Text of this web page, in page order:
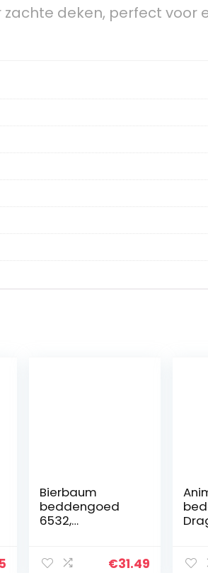
deken, perfect voor
Bierbaum
beddengoed
6532,
Germany,
€31.49